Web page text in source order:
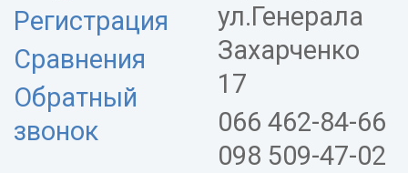
Регистрация
Сравнения
Обратный
звонок
ул.Генерала
Захарченко
17
066 462-84-66
098 509-47-02